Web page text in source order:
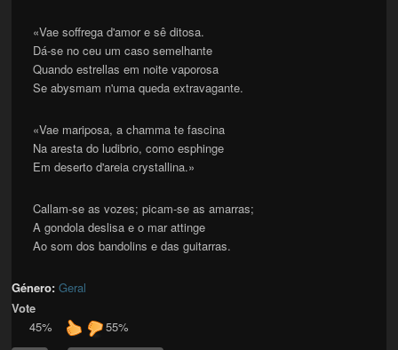
«Vae soffrega d'amor e sê ditosa.
Dá-se no ceu um caso semelhante
Quando estrellas em noite vaporosa
Se abysmam n'uma queda extravagante.
«Vae mariposa, a chamma te fascina
Na aresta do ludibrio, como esphinge
Em deserto d'areia crystallina.»
Callam-se as vozes; picam-se as amarras;
A gondola deslisa e o mar attinge
Ao som dos bandolins e das guitarras.
Género:Geral
Vote
45%
55%